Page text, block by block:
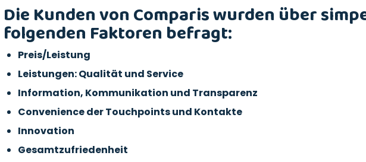
Die Kunden von Comparis wurden über
folgenden Faktoren befragt:
Preis/Leistung
Leistungen: Qualität und Service
Information, Kommunikation und Transparenz
Convenience der Touchpoints und Kontakte
Innovation
Gesamtzufriedenheit